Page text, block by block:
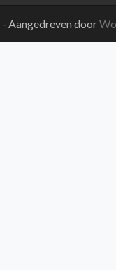
- Aangedreven door